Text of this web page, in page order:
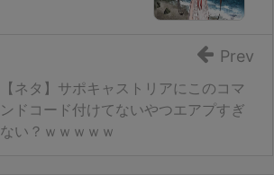
【ネタ】サポキャストリアにこのコマ
ンドコード付けてないやつエアプすぎ
ない？ｗｗｗｗｗ
Prev